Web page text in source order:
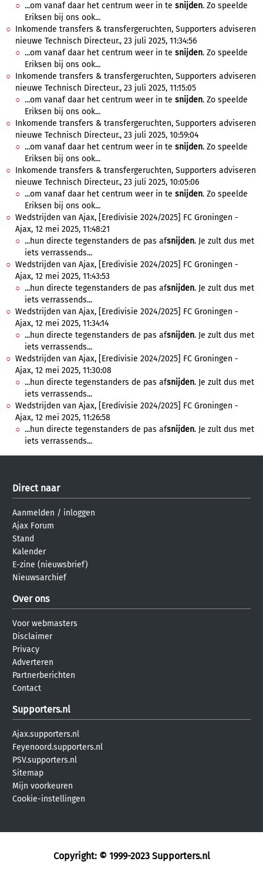
...om vanaf daar het centrum weer in te snijden. Zo speelde
Eriksen bij ons ook...
Inkomende transfers & transfergeruchten, Supporters adviseren
nieuwe Technisch Directeur., 23 juli 2025, 11:34:56
...om vanaf daar het centrum weer in te snijden. Zo speelde
Eriksen bij ons ook...
Inkomende transfers & transfergeruchten, Supporters adviseren
nieuwe Technisch Directeur., 23 juli 2025, 11:15:05
...om vanaf daar het centrum weer in te snijden. Zo speelde
Eriksen bij ons ook...
Inkomende transfers & transfergeruchten, Supporters adviseren
nieuwe Technisch Directeur., 23 juli 2025, 10:59:04
...om vanaf daar het centrum weer in te snijden. Zo speelde
Eriksen bij ons ook...
Inkomende transfers & transfergeruchten, Supporters adviseren
nieuwe Technisch Directeur., 23 juli 2025, 10:05:06
...om vanaf daar het centrum weer in te snijden. Zo speelde
Eriksen bij ons ook...
Wedstrijden van Ajax, [Eredivisie 2024/2025] FC Groningen -
Ajax, 12 mei 2025, 11:48:21
...hun directe tegenstanders de pas afsnijden. Je zult dus met
iets verrassends...
Wedstrijden van Ajax, [Eredivisie 2024/2025] FC Groningen -
Ajax, 12 mei 2025, 11:43:53
...hun directe tegenstanders de pas afsnijden. Je zult dus met
iets verrassends...
Wedstrijden van Ajax, [Eredivisie 2024/2025] FC Groningen -
Ajax, 12 mei 2025, 11:34:14
...hun directe tegenstanders de pas afsnijden. Je zult dus met
iets verrassends...
Wedstrijden van Ajax, [Eredivisie 2024/2025] FC Groningen -
Ajax, 12 mei 2025, 11:30:08
...hun directe tegenstanders de pas afsnijden. Je zult dus met
iets verrassends...
Wedstrijden van Ajax, [Eredivisie 2024/2025] FC Groningen -
Ajax, 12 mei 2025, 11:26:58
...hun directe tegenstanders de pas afsnijden. Je zult dus met
iets verrassends...
Direct naar
Aanmelden / inloggen
Ajax Forum
Stand
Kalender
E-zine (nieuwsbrief)
Nieuwsarchief
Over ons
Voor webmasters
Disclaimer
Privacy
Adverteren
Partnerberichten
Contact
Supporters.nl
Ajax.supporters.nl
Feyenoord.supporters.nl
PSV.supporters.nl
Sitemap
Mijn voorkeuren
Cookie-instellingen
Copyright: © 1999-2023 Supporters.nl